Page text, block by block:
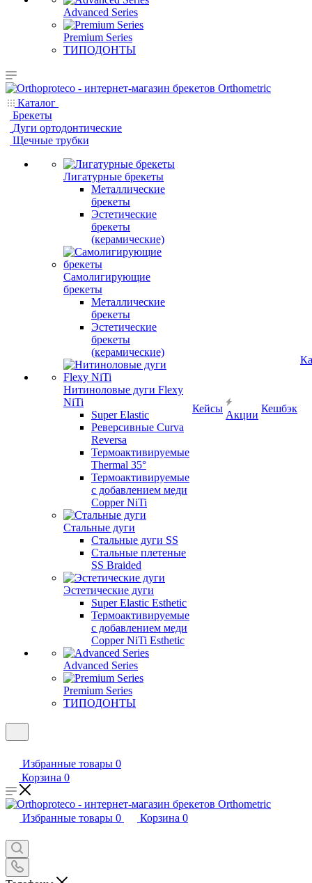
Advanced Series
Premium Series
ТИПОДОНТЫ
Каталог
Брекеты
Дуги ортодонтические
Щечные трубки
Лигатурные брекеты
Металлические
брекеты
Эстетические
брекеты
(керамические)
Самолигирующие
брекеты
Металлические
брекеты
Эстетические
брекеты
(керамические)
Нитиноловые дуги Flexy
NiTi
Super Elastic
Реверсивные Curva
Reversa
Термоактивируемые
Thermal 35°
Термоактивируемые
с добавлением меди
Copper NiTi
Стальные дуги
Стальные дуги SS
Стальные плетеные
SS Braided
Эстетические дуги
Super Elastic Esthetic
Термоактивируемые
с добавлением меди
Copper NiTi Esthetic
Advanced Series
Premium Series
ТИПОДОНТЫ
Кейсы
Акции
Кешбэк
Избранные товары 0
Корзина 0
Избранные товары 0 Корзина 0